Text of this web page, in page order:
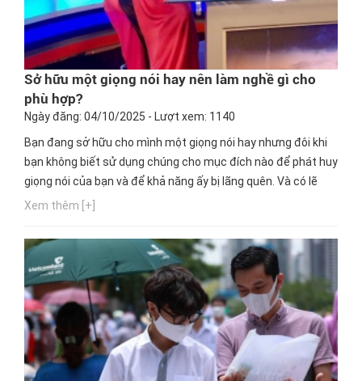
Sở hữu một giọng nói hay nên làm nghề gì cho
phù hợp?
Ngày đăng: 04/10/2025 - Lượt xem: 1140
Bạn đang sở hữu cho mình một giọng nói hay nhưng đôi khi
bạn không biết sử dụng chúng cho mục đích nào để phát huy
giọng nói của bạn và để khả năng ấy bị lãng quên. Và có lẽ
bạn đang thắc mắc với một giọng nói hay nên làm ngành
nghiệp GPO cập nhật thông tin này nhé!
Xem thêm [+]